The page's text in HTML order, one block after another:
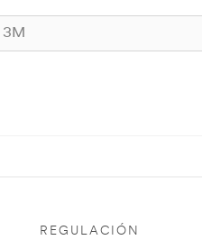
REGULACIÓN